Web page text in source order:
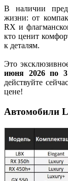
В наличии
жизни: от
RX и
кто ценит
к деталям.
Это
июня 2026 по
действуйте
цене!
Автомобили